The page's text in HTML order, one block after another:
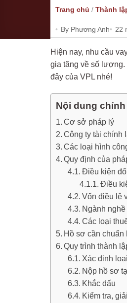
Trang chủ / Thành
By Phương Anh 22
Hiện nay, nhu cầu
gia tăng về số lượng.
đây của VPL nhé!
Nội dung chính
Cơ sở pháp lý
Công ty tài chính
Các loại hình
Quy định của
Điều kiện
Điều
Vốn điều lệ
Ngành
Các loại
Hồ sơ cần chuẩn
Quy trình thành
Xác định
Nộp hồ sơ
Khắc dấu
Kiểm tra,